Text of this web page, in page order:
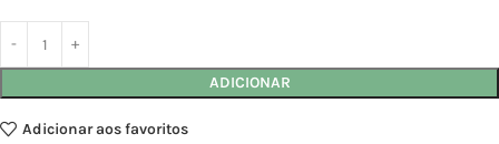
ADICIONAR
Adicionar aos favoritos